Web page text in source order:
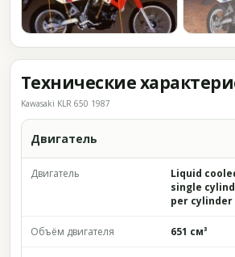
Технические
Kawasaki KLR 650 1987
Двигатель
Двигатель
Liquid
single
per cylinder
Объём двигателя 651 см³